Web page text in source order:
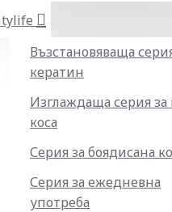
Възстановяваща
кератин
Изглаждаща серия за
коса
Серия за боядисана
Серия за ежедневна
употреба